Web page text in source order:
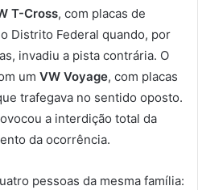
T-Cross, com placas de
Distrito Federal quando, por
invadiu a pista contrária. O
um VW Voyage, com placas
trafegava no sentido oposto.
a interdição total da
da ocorrência.
pessoas da mesma família: